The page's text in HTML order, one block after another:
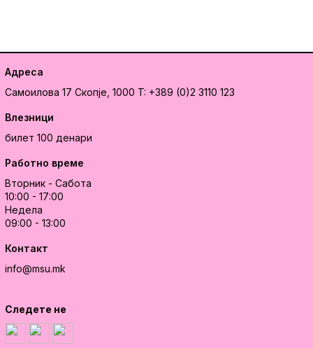
Адреса
Самоилова 17 Скопје, 1000 T: +389 (0)2 3110 123
Влезници
билет 100 денари
Работно време
Вторник - Сабота
10:00 - 17:00
Недела
09:00 - 13:00
Контакт
info@msu.mk
Следете не